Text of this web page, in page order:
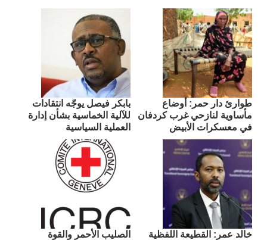
طوارئ دار حمر: أوضاع
مأساوية لنازحي غرب كردفان
في معسكرات الأبيض
بابكر فيصل يوجّه انتقادات
للآلية الخماسية بشأن إدارة
العملية السياسية
​خالد عمر: القطيعة اللفظية
الصليب الأحمر والقوة